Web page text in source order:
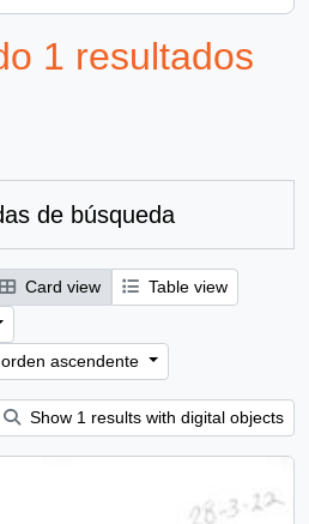
1 resultados
de búsqueda
Card view
Table view
ascendente
Show 1 results with digital objects